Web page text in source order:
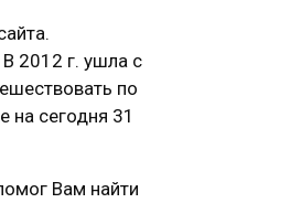
2012 г. ушла с
по
на сегодня 31
Вам найти